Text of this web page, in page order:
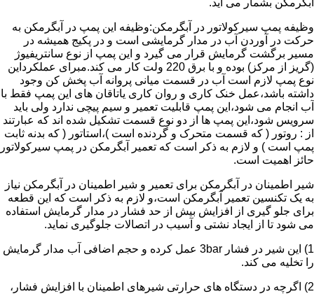
آبگرمکن بشمار می آید.
وظیفه پمپ سیرکولاتور در آبگرمکن:وظیفه این پمپ در آبگرمکن به
حرکت در آوردن آب در مدار گرمایشی است و در پکیج همیشه در
مسیر برگشت گرمایش قرار می گیرد و این پمپ از نوع سانتریفیوژ
(گریز از مرکز) بوده و با برق 220 ولت کار می کند.مبرای عملکرداین
نوع پمپ لازم است آب در قسمت میانی پروانه آب پخش کن وجود
داشته باشد،عمل خنک کاری و روان کاری یاتاقان های این پمپ فقط با
آب انجام می شود،این پمپ قابلیت تعمیر و سیم پیچی ندارد ولی باید
سرویس شود،این پمپ ها از دو نوع قسمت تشکیل شده اند که عبارتند
از : روتور ( که قسمت متحرک و گردنده است )،استاتور ( که بدنه ثابت
پمپ است ) و لازم به ذکر است که تعمیر آبگرمکن در پمپ سیرکولاتور
حائز اهمیت است.
شیر اطمینان در آبگرمکن برای تعمیر و شیر اطمینان در آبگرمکن نیاز
به یک تکنسین تعمیر آبگرمکن است،و لازم به ذکر است که این قطعه
برای جلو گیری از افزایش بیش از حد فشار در مدار گرمایش استفاده
می شود تا از ایجاد نشتی و آسیب در اتصالات جلوگیری نماید.
1) این شیر در فشار 3bar عمل کرده و حجم اضافی آب مدار گرمایش
را تخلیه می کند.
2) اگرچه در دستگاه های حرارتی شیرهای اطمینان با افزایش فشار،